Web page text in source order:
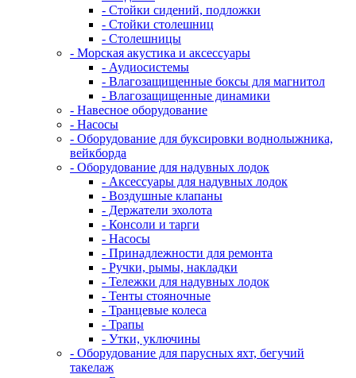
- Стойки сидений, подложки
- Стойки столешниц
- Столешницы
- Морская акустика и аксессуары
- Аудиосистемы
- Влагозащищенные боксы для магнитол
- Влагозащищенные динамики
- Навесное оборудование
- Насосы
- Оборудование для буксировки воднолыжника,
вейкборда
- Оборудование для надувных лодок
- Аксессуары для надувных лодок
- Воздушные клапаны
- Держатели эхолота
- Консоли и тарги
- Насосы
- Принадлежности для ремонта
- Ручки, рымы, накладки
- Тележки для надувных лодок
- Тенты стояночные
- Транцевые колеса
- Трапы
- Утки, уключины
- Оборудование для парусных яхт, бегучий
такелаж